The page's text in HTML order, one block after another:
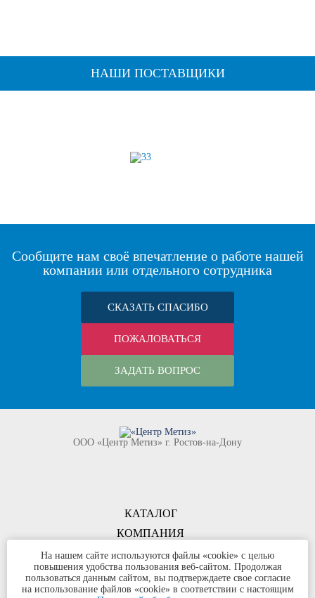
НАШИ ПОСТАВЩИКИ
Сообщите нам своё впечатление о работе нашей
компании или отдельного сотрудника
СКАЗАТЬ СПАСИБО
ПОЖАЛОВАТЬСЯ
ЗАДАТЬ ВОПРОС
КОМПАНИЯ
ООО «Центр Метиз» г. Ростов-на-Дону
КАТАЛОГ
КОНТАКТЫ
©ООО «Центр Метиз» 2000-2026
Все права защищены
На нашем сайте используются файлы «cookie» с целью
повышения удобства пользования веб-сайтом. Продолжая
пользоваться данным сайтом, вы подтверждаете свое согласие
на использование файлов «cookie» в соответствии с настоящим